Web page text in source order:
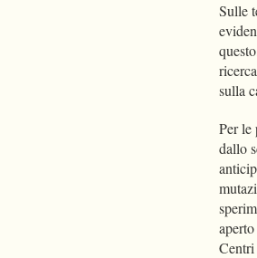
Sulle
sulla
Per le
dallo